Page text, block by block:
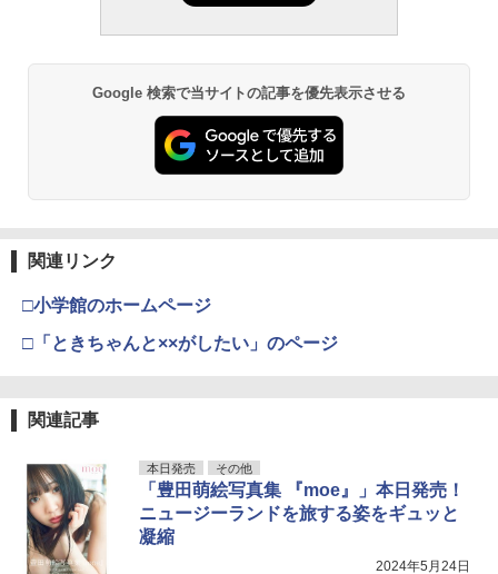
Google 検索で当サイトの記事を優先表示させる
関連リンク
□小学館のホームページ
□「ときちゃんと××がしたい」のページ
関連記事
本日発売 その他
「豊田萌絵写真集 『moe』」本日発売！
ニュージーランドを旅する姿をギュッと
凝縮
2024年5月24日